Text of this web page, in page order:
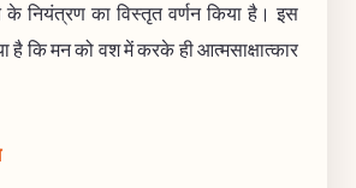
के नियंत्रण का विस्तृत वर्णन किया है। इस
है कि मन को वश में करके ही आत्मसाक्षात्कार